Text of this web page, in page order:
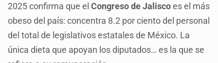
2025 confirma que elCongreso de Jaliscoes el más
obeso del país: concentra 8.2 por ciento del personal
del total de legislativos estatales de México. La
única dieta que apoyan los diputados… es la que se